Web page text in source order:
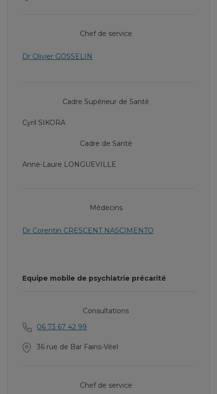
Chef de service
Dr Olivier GOSSELIN
Cadre Supérieur de Santé
Cyril SIKORA
Cadre de Santé
Anne-Laure LONGUEVILLE
Médecins
Dr Corentin CRESCENT NASCIMENTO
Equipe mobile de psychiatrie précarité
Consultations
06 73 67 42 99
36 rue de Bar Fains-Véel
Chef de service